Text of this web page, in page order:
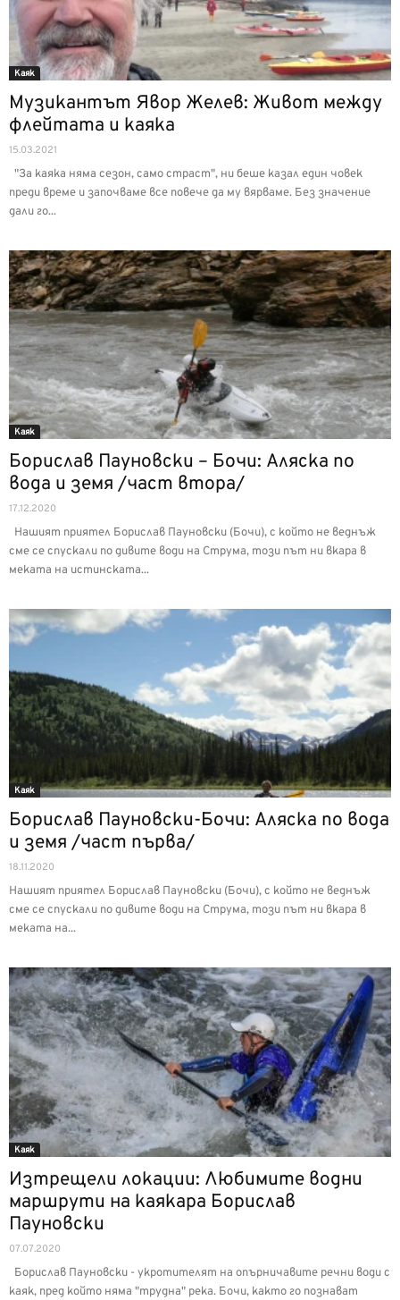
Каяк
Музикантът Явор Желев: Живот между
флейтата и каяка
15.03.2021
"За каяка няма сезон, само страст", ни беше казал един човек
преди време и започваме все повече да му вярваме. Без значение
дали го...
Каяк
Борислав Пауновски – Бочи: Аляска по
вода и земя /част втора/
17.12.2020
Нашият приятел Борислав Пауновски (Бочи), с който не веднъж
сме се спускали по дивите води на Струма, този път ни вкара в
меката на истинската...
Каяк
Борислав Пауновски-Бочи: Аляска по вода
и земя /част първа/
18.11.2020
Нашият приятел Борислав Пауновски (Бочи), с който не веднъж
сме се спускали по дивите води на Струма, този път ни вкара в
меката на...
Каяк
Изтрещели локации: Любимите водни
маршрути на каякара Борислав
Пауновски
07.07.2020
Борислав Пауновски - укротителят на опърничавите речни води с
каяк, пред който няма "трудна" река. Бочи, както го познават